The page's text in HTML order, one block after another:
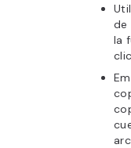
de
la